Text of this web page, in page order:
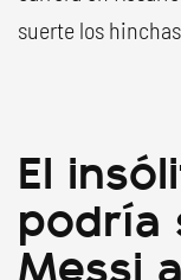
suerte los
El
podría
Messi